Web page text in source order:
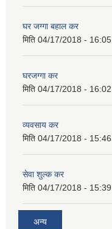
घर जग्गा बहाल कर
मिति 04/17/2018 - 16:05
घरजग्गा कर
मिति 04/17/2018 - 16:02
व्यवसाय कर
मिति 04/17/2018 - 15:46
सेवा शुल्क कर
मिति 04/17/2018 - 15:39
अन्य